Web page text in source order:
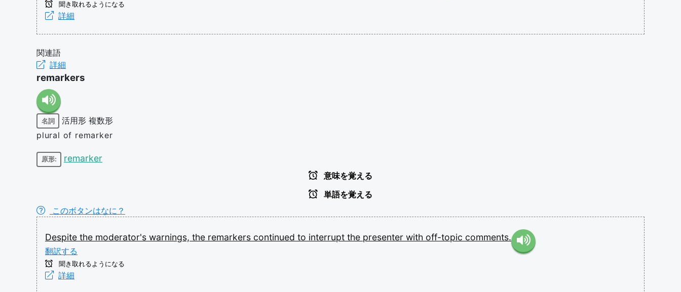
聞き取れるようになる
詳細
関連語
詳細
remarkers
名詞 活用形 複数形
plural of remarker
原形: remarker
意味を覚える
単語を覚える
このボタンはなに？
Despite the moderator's warnings, the remarkers continued to interrupt the presenter with off-topic comments.
翻訳する
聞き取れるようになる
詳細